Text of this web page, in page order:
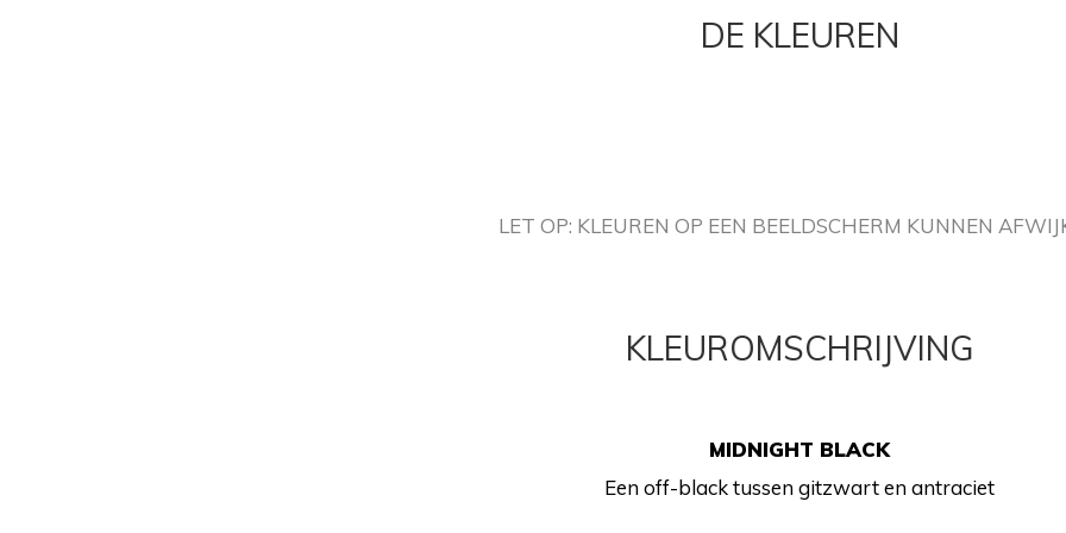
DE KLEUREN
LET OP: KLEUREN OP EEN BEELDSCHERM KUNNEN
KLEUROMSCHRIJVING
MIDNIGHT BLACK
Een off-black tussen gitzwart en antraciet